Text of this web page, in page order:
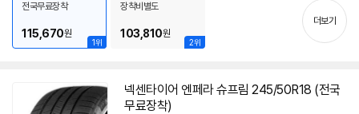
기
1위
전국무료장착
115,670원
2위
장착비별도
103,810원
더보기
넥센타이어 엔페라 슈프림 245/50R18 (전국
무료장착)